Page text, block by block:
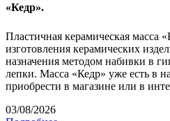
«Кедр».
Пластичная керамическая масса
изготовления керамических
назначения методом набивки в
лепки. Масса «Кедр» уже есть в
приобрести в магазине или в
03/08/2026